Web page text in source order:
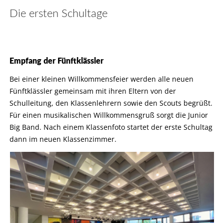
Die ersten Schultage
Empfang der Fünftklässler
Bei einer kleinen Willkommensfeier werden alle neuen
Fünftklässler gemeinsam mit ihren Eltern von der
Schulleitung, den Klassenlehrern sowie den Scouts begrüßt.
Für einen musikalischen Willkommensgruß sorgt die Junior
Big Band. Nach einem Klassenfoto startet der erste Schultag
dann im neuen Klassenzimmer.